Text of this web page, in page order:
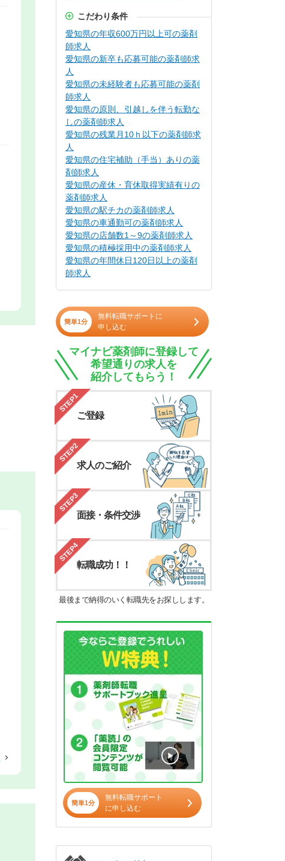
こだわり条件
愛知県の年収600万円以上可の薬剤
師求人
愛知県の新卒も応募可能の薬剤師求
人
愛知県の未経験者も応募可能の薬剤
師求人
愛知県の原則、引越しを伴う転勤な
しの薬剤師求人
愛知県の残業月10ｈ以下の薬剤師求
人
愛知県の住宅補助（手当）ありの薬
剤師求人
愛知県の産休・育休取得実績有りの
薬剤師求人
愛知県の駅チカの薬剤師求人
愛知県の車通勤可の薬剤師求人
愛知県の店舗数1～9の薬剤師求人
愛知県の積極採用中の薬剤師求人
愛知県の年間休日120日以上の薬剤
師求人
簡単1分
無料転職サポートに
申し込む
マイナビ薬剤師に登録して
希望通りの求人を
紹介してもらう！
STEP1
ご登録
STEP2
求人のご紹介
STEP3
面接・条件交渉
STEP4
転職成功！！
最後まで納得のいく転職先をお探しします。
簡単1分
無料転職サポート
に申し込む